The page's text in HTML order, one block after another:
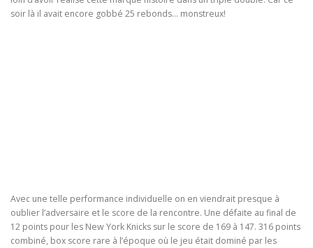
soir là il avait encore gobbé 25 rebonds… monstreux!
Avec une telle performance individuelle on en viendrait presque à
oublier l’adversaire et le score de la rencontre. Une défaite au final de
12 points pour les New York Knicks sur le score de 169 à 147. 316 points
combiné, box score rare à l’époque où le jeu était dominé par les